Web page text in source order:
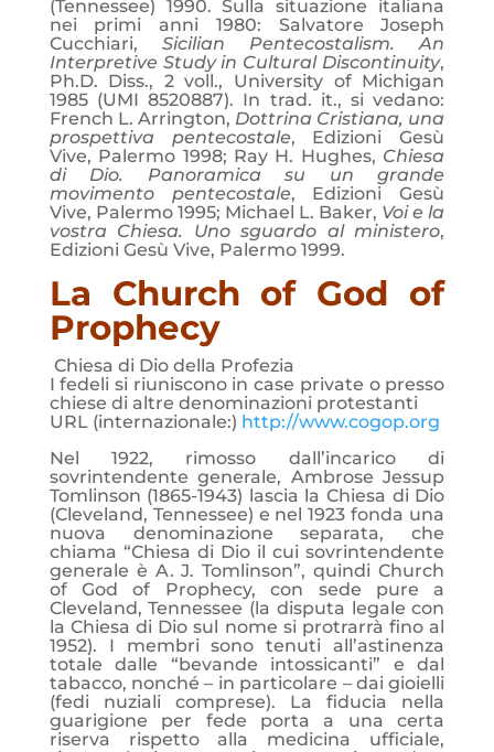
(Tennessee) 1990. Sulla situazione italiana
nei primi anni 1980: Salvatore Joseph
Cucchiari, Sicilian Pentecostalism. An
Interpretive Study in Cultural Discontinuity,
Ph.D. Diss., 2 voll., University of Michigan
1985 (UMI 8520887). In trad. it., si vedano:
French L. Arrington, Dottrina Cristiana, una
prospettiva pentecostale, Edizioni Gesù
Vive, Palermo 1998; Ray H. Hughes, Chiesa
di Dio. Panoramica su un grande
movimento pentecostale, Edizioni Gesù
Vive, Palermo 1995; Michael L. Baker, Voi e la
vostra Chiesa. Uno sguardo al ministero,
Edizioni Gesù Vive, Palermo 1999.
La Church of God of
Prophecy
Chiesa di Dio della Profezia
I fedeli si riuniscono in case private o presso
chiese di altre denominazioni protestanti
URL (internazionale:) http://www.cogop.org
Nel 1922, rimosso dall’incarico di
sovrintendente generale, Ambrose Jessup
Tomlinson (1865-1943) lascia la Chiesa di Dio
(Cleveland, Tennessee) e nel 1923 fonda una
nuova denominazione separata, che
chiama “Chiesa di Dio il cui sovrintendente
generale è A. J. Tomlinson”, quindi Church
of God of Prophecy, con sede pure a
Cleveland, Tennessee (la disputa legale con
la Chiesa di Dio sul nome si protrarrà fino al
1952). I membri sono tenuti all’astinenza
totale dalle “bevande intossicanti” e dal
tabacco, nonché – in particolare – dai gioielli
(fedi nuziali comprese). La fiducia nella
guarigione per fede porta a una certa
riserva rispetto alla medicina ufficiale,